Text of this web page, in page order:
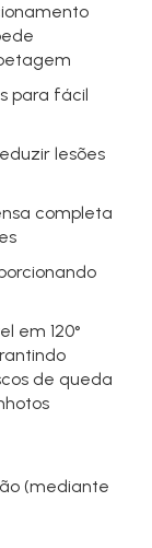
para fácil
lesões
completa
em 120°
de queda
(mediante